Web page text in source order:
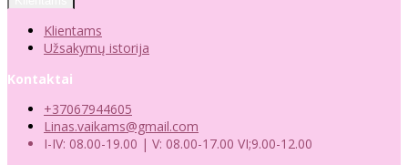
Klientams
Užsakymų istorija
Kontaktai
+37067944605
Linas.vaikams@gmail.com
I-IV: 08.00-19.00 | V: 08.00-17.00 VI;9.00-12.00